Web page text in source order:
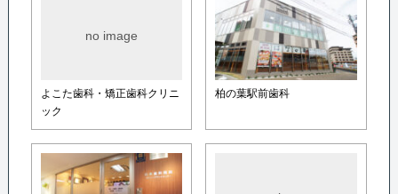
no image
よこた歯科・矯正歯科クリニ
ック
柏の葉駅前歯科